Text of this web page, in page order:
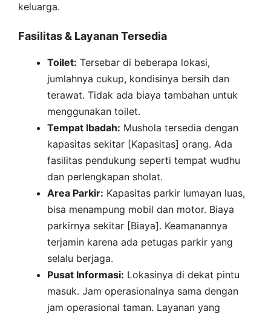
keluarga.
Fasilitas & Layanan Tersedia
Toilet: Tersebar di beberapa lokasi,
jumlahnya cukup, kondisinya bersih dan
terawat. Tidak ada biaya tambahan untuk
menggunakan toilet.
Tempat Ibadah: Mushola tersedia dengan
kapasitas sekitar [Kapasitas] orang. Ada
fasilitas pendukung seperti tempat wudhu
dan perlengkapan sholat.
Area Parkir: Kapasitas parkir lumayan luas,
bisa menampung mobil dan motor. Biaya
parkirnya sekitar [Biaya]. Keamanannya
terjamin karena ada petugas parkir yang
selalu berjaga.
Pusat Informasi: Lokasinya di dekat pintu
masuk. Jam operasionalnya sama dengan
jam operasional taman. Layanan yang